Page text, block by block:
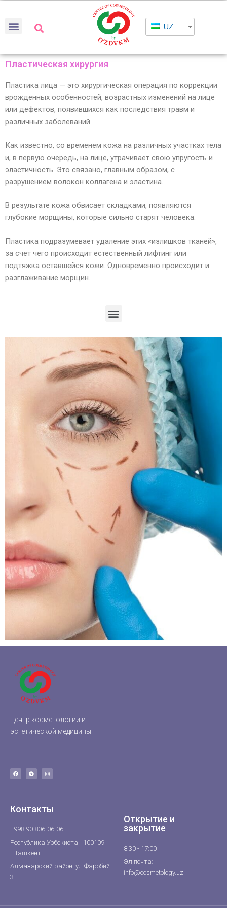
UZ
Пластическая хирургия
Пластика лица — это хирургическая операция по коррекции
врожденных особенностей, возрастных изменений на лице
или дефектов, появившихся как последствия травм и
различных заболеваний.
Как известно, со временем кожа на различных участках тела
и, в первую очередь, на лице, утрачивает свою упругость и
эластичность. Это связано, главным образом, с
разрушением волокон коллагена и эластина.
В результате кожа обвисает складками, появляются
глубокие морщины, которые сильно старят человека.
Пластика подразумевает удаление этих «излишков тканей»,
за счет чего происходит естественный лифтинг или
подтяжка оставшейся кожи. Одновременно происходит и
разглаживание морщин.
Центр косметологии и
эстетической медицины
Контакты
+998 90 806-06-06
Республика Узбекистан 100109
г.Ташкент
Алмазарский район, ул.Фаробий
3
Открытие и
закрытие
8:30 - 17:00
Эл.почта:
info@cosmetology.uz